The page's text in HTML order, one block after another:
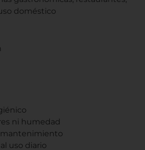
doméstico
ni humedad
mantenimiento
uso diario